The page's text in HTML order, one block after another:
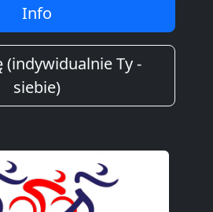
Info
(indywidualnie Ty -
siebie)